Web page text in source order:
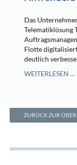
Das
Telematiklösung
Flotte
deutlich
WEITERLESEN ...
ZURÜCK ZUR